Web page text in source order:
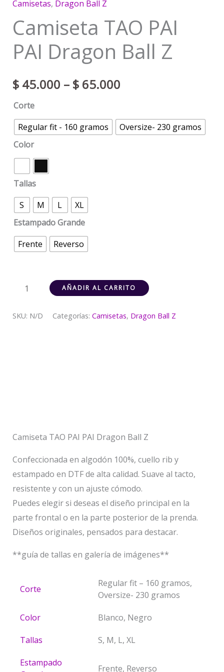
Camisetas, Dragon Ball Z
Camiseta TAO PAI
PAI Dragon Ball Z
$45.000 – $65.000
Corte
Regular fit - 160 gramos
Oversize- 230 gramos
Color
Tallas
S
M L
XL
Estampado Grande
Frente
Reverso
AÑADIR AL CARRITO
SKU: N/D Categorías: Camisetas, Dragon Ball Z
Camiseta TAO PAI PAI Dragon Ball Z
Confeccionada en algodón 100%, cuello rib y
estampado en DTF de alta calidad. Suave al tacto,
resistente y con un ajuste cómodo.
Puedes elegir si deseas el diseño principal en la
parte frontal o en la parte posterior de la prenda.
Diseños originales, pensados para destacar.
**guía de tallas en galería de imágenes**
Corte
Regular fit – 160 gramos,
Oversize- 230 gramos
Color Blanco, Negro
Tallas S, M, L, XL
Estampado
Frente, Reverso